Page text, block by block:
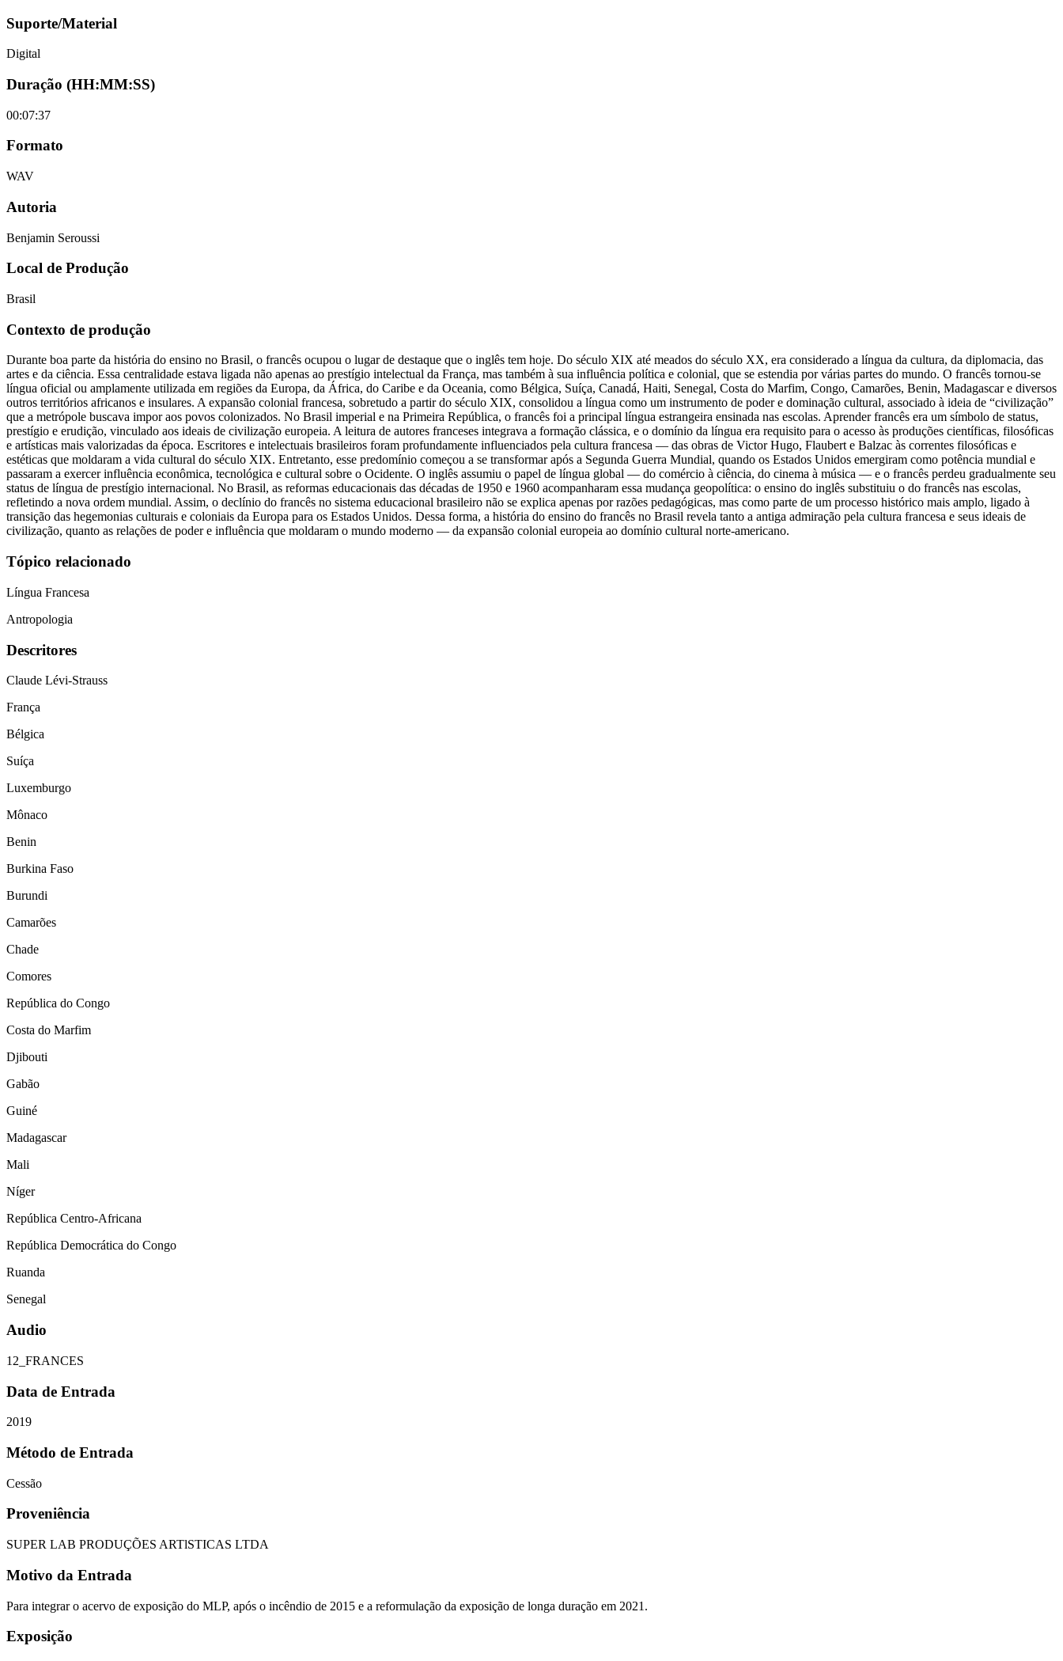
Suporte/Material
Digital
Duração (HH:MM:SS)
00:07:37
Formato
WAV
Autoria
Benjamin Seroussi
Local de Produção
Brasil
Contexto de produção
Durante boa parte da história do ensino no Brasil, o francês ocupou o lugar de destaque que o inglês tem hoje. Do século XIX até meados do século XX, era considerado a língua da cultura, da diplomacia, das
artes e da ciência. Essa centralidade estava ligada não apenas ao prestígio intelectual da França, mas também à sua influência política e colonial, que se estendia por várias partes do mundo. O francês tornou-se
língua oficial ou amplamente utilizada em regiões da Europa, da África, do Caribe e da Oceania, como Bélgica, Suíça, Canadá, Haiti, Senegal, Costa do Marfim, Congo, Camarões, Benin, Madagascar e diversos
outros territórios africanos e insulares. A expansão colonial francesa, sobretudo a partir do século XIX, consolidou a língua como um instrumento de poder e dominação cultural, associado à ideia de “civilização”
que a metrópole buscava impor aos povos colonizados. No Brasil imperial e na Primeira República, o francês foi a principal língua estrangeira ensinada nas escolas. Aprender francês era um símbolo de status,
prestígio e erudição, vinculado aos ideais de civilização europeia. A leitura de autores franceses integrava a formação clássica, e o domínio da língua era requisito para o acesso às produções científicas, filosóficas
e artísticas mais valorizadas da época. Escritores e intelectuais brasileiros foram profundamente influenciados pela cultura francesa — das obras de Victor Hugo, Flaubert e Balzac às correntes filosóficas e
estéticas que moldaram a vida cultural do século XIX. Entretanto, esse predomínio começou a se transformar após a Segunda Guerra Mundial, quando os Estados Unidos emergiram como potência mundial e
passaram a exercer influência econômica, tecnológica e cultural sobre o Ocidente. O inglês assumiu o papel de língua global — do comércio à ciência, do cinema à música — e o francês perdeu gradualmente seu
status de língua de prestígio internacional. No Brasil, as reformas educacionais das décadas de 1950 e 1960 acompanharam essa mudança geopolítica: o ensino do inglês substituiu o do francês nas escolas,
refletindo a nova ordem mundial. Assim, o declínio do francês no sistema educacional brasileiro não se explica apenas por razões pedagógicas, mas como parte de um processo histórico mais amplo, ligado à
transição das hegemonias culturais e coloniais da Europa para os Estados Unidos. Dessa forma, a história do ensino do francês no Brasil revela tanto a antiga admiração pela cultura francesa e seus ideais de
civilização, quanto as relações de poder e influência que moldaram o mundo moderno — da expansão colonial europeia ao domínio cultural norte-americano.
Tópico relacionado
Língua Francesa
Antropologia
Descritores
Claude Lévi-Strauss
França
Bélgica
Suíça
Luxemburgo
Mônaco
Benin
Burkina Faso
Burundi
Camarões
Chade
Comores
República do Congo
Costa do Marfim
Djibouti
Gabão
Guiné
Madagascar
Mali
Níger
República Centro-Africana
República Democrática do Congo
Ruanda
Senegal
Audio
12_FRANCES
Data de Entrada
2019
Método de Entrada
Cessão
Proveniência
SUPER LAB PRODUÇÕES ARTlSTICAS LTDA
Motivo da Entrada
Para integrar o acervo de exposição do MLP, após o incêndio de 2015 e a reformulação da exposição de longa duração em 2021.
Exposição